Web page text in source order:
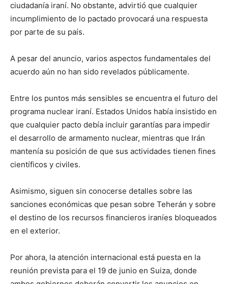
ciudadanía iraní. No obstante, advirtió que cualquier
incumplimiento de lo pactado provocará una respuesta
por parte de su país.
A pesar del anuncio, varios aspectos fundamentales del
acuerdo aún no han sido revelados públicamente.
Entre los puntos más sensibles se encuentra el futuro del
programa nuclear iraní. Estados Unidos había insistido en
que cualquier pacto debía incluir garantías para impedir
el desarrollo de armamento nuclear, mientras que Irán
mantenía su posición de que sus actividades tienen fines
científicos y civiles.
Asimismo, siguen sin conocerse detalles sobre las
sanciones económicas que pesan sobre Teherán y sobre
el destino de los recursos financieros iraníes bloqueados
en el exterior.
Por ahora, la atención internacional está puesta en la
reunión prevista para el 19 de junio en Suiza, donde